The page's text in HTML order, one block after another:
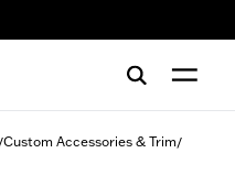
/Custom Accessories & Trim/